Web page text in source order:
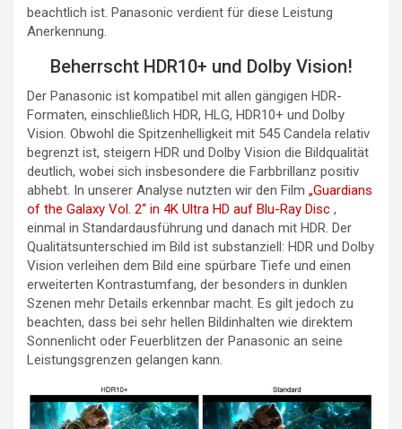
beachtlich ist. Panasonic verdient für diese Leistung
Anerkennung.
Beherrscht HDR10+ und Dolby Vision!
Der Panasonic ist kompatibel mit allen gängigen HDR-
Formaten, einschließlich HDR, HLG, HDR10+ und Dolby
Vision. Obwohl die Spitzenhelligkeit mit 545 Candela relativ
begrenzt ist, steigern HDR und Dolby Vision die Bildqualität
deutlich, wobei sich insbesondere die Farbbrillanz positiv
abhebt. In unserer Analyse nutzten wir den Film „Guardians
of the Galaxy Vol. 2“ in 4K Ultra HD auf Blu-Ray Disc ,
einmal in Standardausführung und danach mit HDR. Der
Qualitätsunterschied im Bild ist substanziell: HDR und Dolby
Vision verleihen dem Bild eine spürbare Tiefe und einen
erweiterten Kontrastumfang, der besonders in dunklen
Szenen mehr Details erkennbar macht. Es gilt jedoch zu
beachten, dass bei sehr hellen Bildinhalten wie direktem
Sonnenlicht oder Feuerblitzen der Panasonic an seine
Leistungsgrenzen gelangen kann.